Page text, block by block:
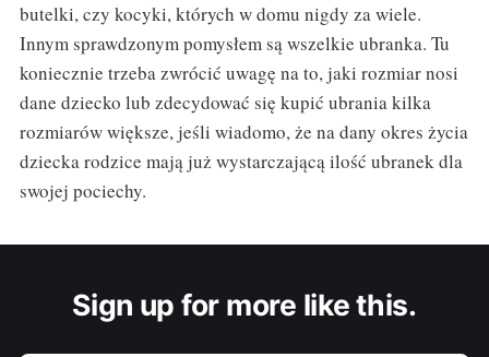
butelki, czy kocyki, których w domu nigdy za wiele.
Innym sprawdzonym pomysłem są wszelkie ubranka. Tu
koniecznie trzeba zwrócić uwagę na to, jaki rozmiar nosi
dane dziecko lub zdecydować się kupić ubrania kilka
rozmiarów większe, jeśli wiadomo, że na dany okres życia
dziecka rodzice mają już wystarczającą ilość ubranek dla
swojej pociechy.
Sign up for more like this.